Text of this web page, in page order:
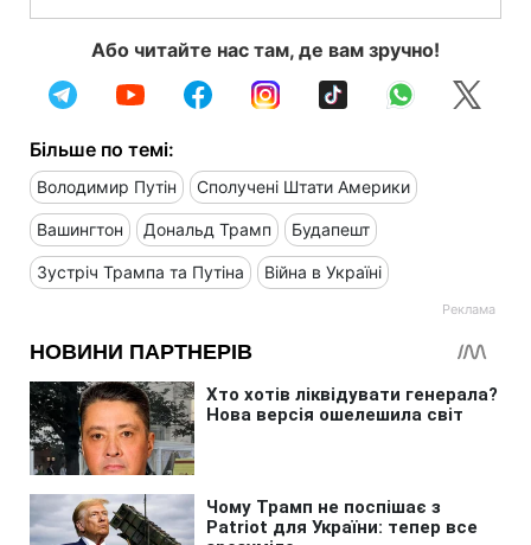
Або читайте нас там, де вам зручно!
Більше по темі:
Володимир Путін Сполучені Штати Америки
Вашингтон Дональд Трамп Будапешт
Зустріч Трампа та Путіна Війна в Україні